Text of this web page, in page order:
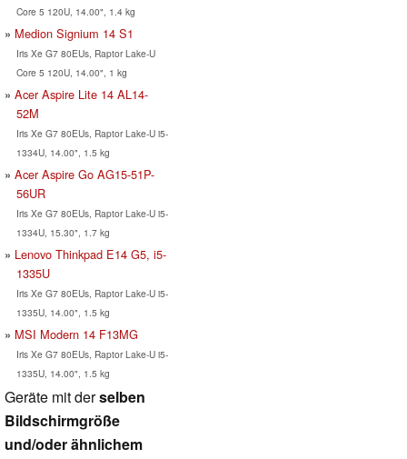
Core 5 120U, 14.00", 1.4 kg
Medion Signium 14 S1
Iris Xe G7 80EUs, Raptor Lake-U
Core 5 120U, 14.00", 1 kg
Acer Aspire Lite 14 AL14-
52M
Iris Xe G7 80EUs, Raptor Lake-U i5-
1334U, 14.00", 1.5 kg
Acer Aspire Go AG15-51P-
56UR
Iris Xe G7 80EUs, Raptor Lake-U i5-
1334U, 15.30", 1.7 kg
Lenovo Thinkpad E14 G5, i5-
1335U
Iris Xe G7 80EUs, Raptor Lake-U i5-
1335U, 14.00", 1.5 kg
MSI Modern 14 F13MG
Iris Xe G7 80EUs, Raptor Lake-U i5-
1335U, 14.00", 1.5 kg
Geräte mit derselben
Bildschirmgröße
und/oder ähnlichem